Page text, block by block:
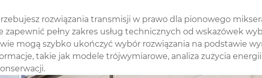
rozwiązania transmisji w prawo dla pionowego
zapewnić pełny zakres usług technicznych od wskazówek
mogą szybko ukończyć wybór rozwiązania na podstawie
takie jak modele trójwymiarowe, analiza zużycia